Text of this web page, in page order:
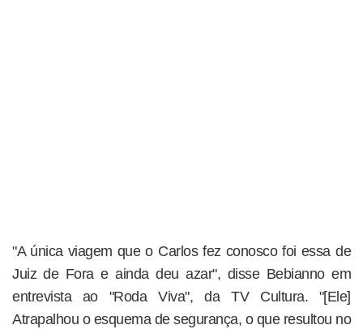
"A única viagem que o Carlos fez conosco foi essa de
Juiz de Fora e ainda deu azar", disse Bebianno em
entrevista ao "Roda Viva", da TV Cultura. "[Ele]
Atrapalhou o esquema de segurança, o que resultou no